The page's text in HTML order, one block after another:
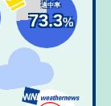
適中率
73.3%